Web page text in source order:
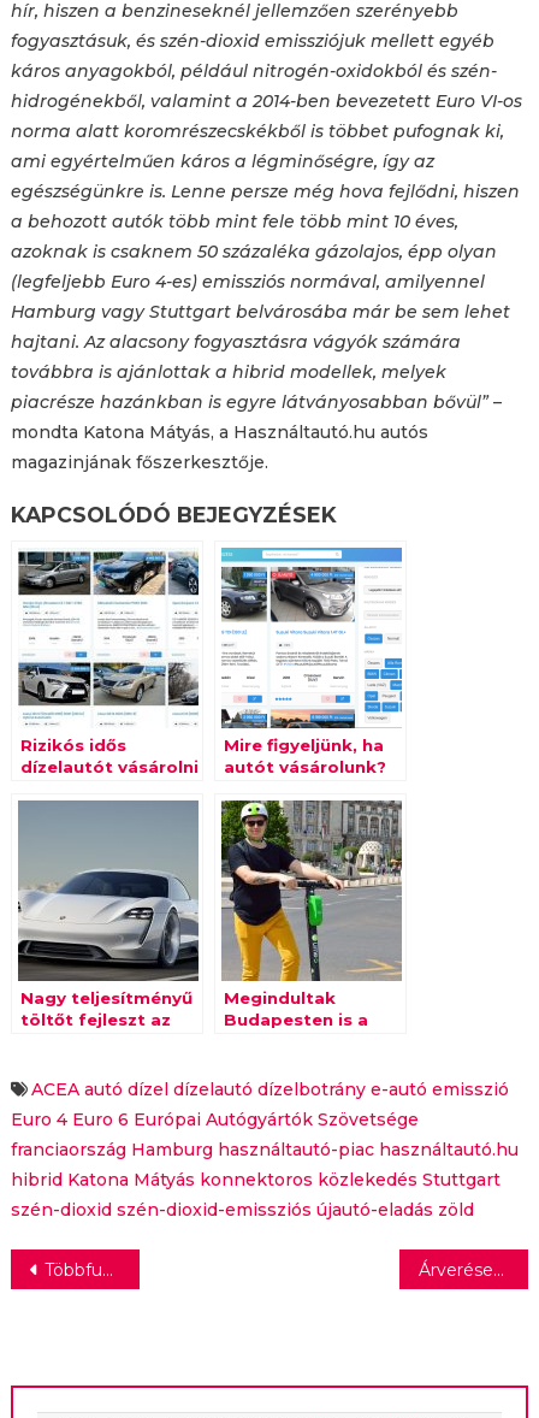
hír, hiszen a benzineseknél jellemzően szerényebb
fogyasztásuk, és szén-dioxid emissziójuk mellett egyéb
káros anyagokból, például nitrogén-oxidokból és szén-
hidrogénekből, valamint a 2014-ben bevezetett Euro VI-os
norma alatt koromrészecskékből is többet pufognak ki,
ami egyértelműen káros a légminőségre, így az
egészségünkre is. Lenne persze még hova fejlődni, hiszen
a behozott autók több mint fele több mint 10 éves,
azoknak is csaknem 50 százaléka gázolajos, épp olyan
(legfeljebb Euro 4-es) emissziós normával, amilyennel
Hamburg vagy Stuttgart belvárosába már be sem lehet
hajtani. Az alacsony fogyasztásra vágyók számára
továbbra is ajánlottak a hibrid modellek, melyek
piacrésze hazánkban is egyre látványosabban bővül”–
mondta Katona Mátyás, a Használtautó.hu autós
magazinjának főszerkesztője.
KAPCSOLÓDÓ BEJEGYZÉSEK
Rizikós idős
dízelautót vásárolni
Mire figyeljünk, ha
autót vásárolunk?
Nagy teljesítményű
töltőt fejleszt az
Megindultak
Budapesten is a
ACEA autó dízel dízelautó dízelbotrány e-autó emisszió
Euro 4 Euro 6 Európai Autógyártók Szövetsége
franciaország Hamburg használtautó-piac használtautó.hu
hibrid Katona Mátyás konnektoros közlekedés Stuttgart
szén-dioxid szén-dioxid-emissziós újautó-eladás zöld
Bejegyzés
Többfunkciós szoba a koraszülöttosztályon Árverésen a Guerilla-csapat 21. századi dagerotípiái